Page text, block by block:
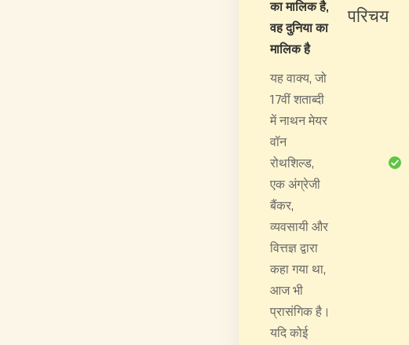
का मालिक है,
वह दुनिया का
मालिक है
यह वाक्य, जो
17वीं शताब्दी
में नाथन मेयर
वॉन
रोथशिल्ड,
एक अंग्रेजी
बैंकर,
व्यवसायी और
वित्तज्ञ द्वारा
कहा गया था,
आज भी
प्रासंगिक है।
यदि कोई
परिचय